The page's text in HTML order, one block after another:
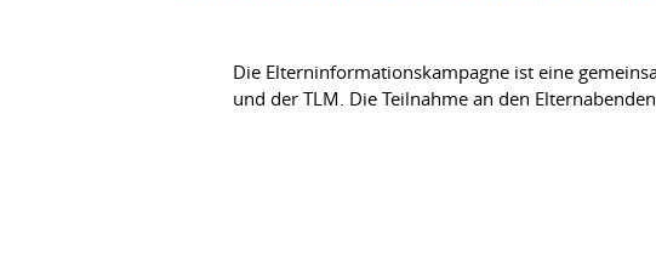
Die Elterninformationskampagne ist eine
und der TLM. Die Teilnahme an den